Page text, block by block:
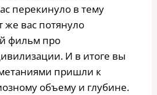
перекинуло в тему
же вас потянуло
фильм про
И в итоге вы
пришли к
объему и глубине.